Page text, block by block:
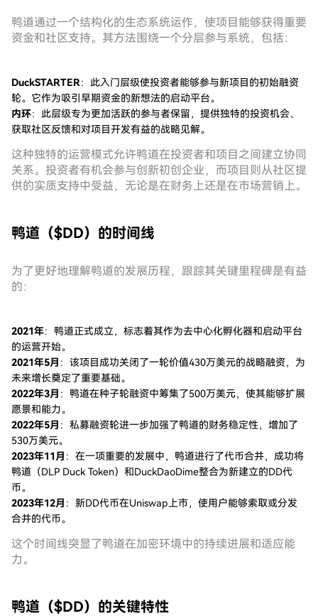
鸭道通过一个结构化的生态系统运作，使项目能够获得重要
资金和社区支持。其方法围绕一个分层参与系统，包括：
DuckSTARTER：此入门层级使投资者能够参与新项目的初始融资
轮。它作为吸引早期资金的新想法的启动平台。
内环：此层级专为更加活跃的参与者保留，提供独特的投资机会、
获取社区反馈和对项目开发有益的战略见解。
这种独特的运营模式允许鸭道在投资者和项目之间建立协同
关系。投资者有机会参与创新初创企业，而项目则从社区提
供的实质支持中受益，无论是在财务上还是在市场营销上。
鸭道（$DD）的时间线
为了更好地理解鸭道的发展历程，跟踪其关键里程碑是有益
的：
2021年：鸭道正式成立，标志着其作为去中心化孵化器和启动平台
的运营开始。
2021年5月 ：该项目成功关闭了一轮价值430万美元的战略融资，为
未来增长奠定了重要基础。
2022年3月 ：鸭道在种子轮融资中筹集了500万美元，使其能够扩展
愿景和能力。
2022年5月 ：私募融资轮进一步加强了鸭道的财务稳定性，增加了
530万美元。
2023年11月 ：在一项重要的发展中，鸭道进行了代币合并，成功将
鸭道（DLP Duck Token）和DuckDaoDime整合为新建立的DD代
币。
2023年12月 ：新DD代币在Uniswap上市，使用户能够索取或分发
合并的代币。
这个时间线突显了鸭道在加密环境中的持续进展和适应能
力。
鸭道（$DD）的关键特性